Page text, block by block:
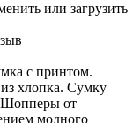
или загрузить
с принтом.
хлопка. Сумку
Шопперы от
модного